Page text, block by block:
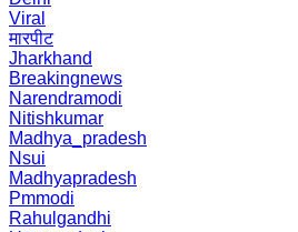
Viral
मारपीट
Jharkhand
Breakingnews
Narendramodi
Nitishkumar
Madhya_pradesh
Nsui
Madhyapradesh
Pmmodi
Rahulgandhi